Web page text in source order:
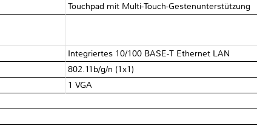
Touchpad mit Multi-Touch-Gestenunterstützung
Integriertes 10/100 BASE-T Ethernet LAN
802.11b/g/n (1x1)
1 VGA